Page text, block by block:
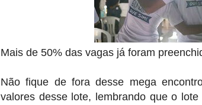
Mais de 50% das vagas já foram
Não fique de fora desse mega
valores desse lote, lembrando que o